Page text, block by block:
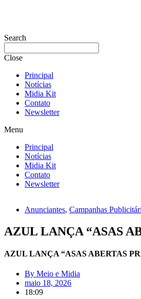
Search
Close
Principal
Notícias
Midia Kit
Contato
Newsletter
Menu
Principal
Notícias
Midia Kit
Contato
Newsletter
Anunciantes, Campanhas
AZUL LANÇA “ASAS
AZUL LANÇA “ASAS ABERTAS
By Meio e Midia
maio 18, 2026
18:09